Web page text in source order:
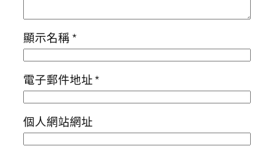
顯示名稱*
電子郵件地址*
個人網站網址